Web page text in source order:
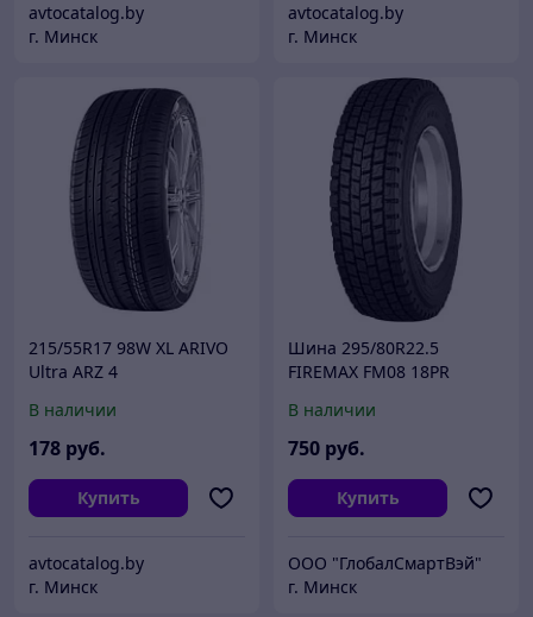
avtocatalog.by
г. Минск
avtocatalog.by
г. Минск
215/55R17 98W XL ARIVO
Ultra ARZ 4
В наличии
178 руб.
Купить
avtocatalog.by
г. Минск
Шина 295/80R22.5
FIREMAX FM08 18PR
В наличии
750 руб.
Купить
ООО "ГлобалСмартВэй"
г. Минск